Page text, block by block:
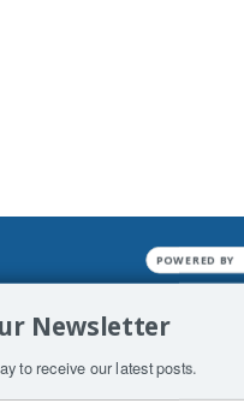
enslavements. It
His absolute
Newsletter
to receive our latest posts.
POWERED BY